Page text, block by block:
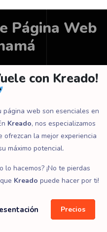
Página Web
con Kreado!
web son esenciales en
Kreado, nos especializamos
la mejor experiencia
máximo potencial.
lo hacemos? ¡No te pierdas
Kreado puede hacer por ti!
Precios